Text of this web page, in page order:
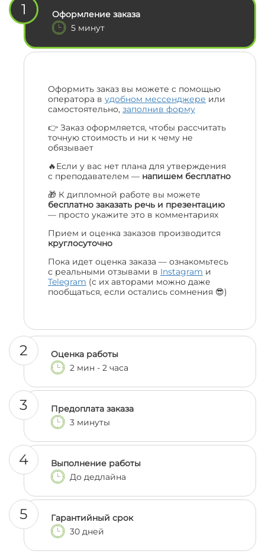
1
Оформление заказа
5 минут
Оформить заказ вы можете с помощью
оператора в удобном мессенджере или
самостоятельно, заполнив форму
👉 Заказ оформляется, чтобы рассчитать
точную стоимость и ни к чему не
обязывает
🔥Если у вас нет плана для утверждения
с преподавателем — напишем бесплатно
🎁 К дипломной работе вы можете
бесплатно заказать речь и презентацию
— просто укажите это в комментариях
Прием и оценка заказов производится
круглосуточно
Пока идет оценка заказа — ознакомьтесь
с реальными отзывами в Instagram и
Telegram (с их авторами можно даже
пообщаться, если остались сомнения 😎)
2
Оценка работы
2 мин - 2 часа
3
Предоплата заказа
3 минуты
4
Выполнение работы
До дедлайна
5
Гарантийный срок
30 дней